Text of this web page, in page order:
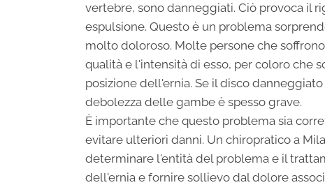
vertebre, sono danneggiati. Ciò provoca il
espulsione. Questo è un problema
molto doloroso. Molte persone che
qualità e l'intensità di esso, per coloro che
posizione dell'ernia. Se il disco
debolezza delle gambe è spesso grave.
È importante che questo problema sia
evitare ulteriori danni. Un chiropratico a
determinare l'entità del problema e il
dell'ernia e fornire sollievo dal dolore